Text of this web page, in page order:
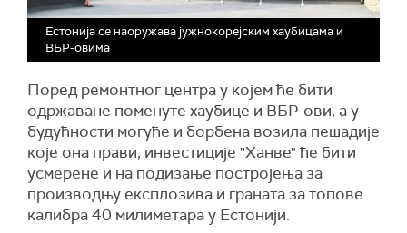
Естонија се наоружава јужнокорејским хаубицама и
ВБР-овима
Поред ремонтног центра у којем ће бити
одржаване поменуте хаубице и ВБР-ови, а у
будућности могуће и борбена возила пешадије
које она прави, инвестиције "Ханве" ће бити
усмерене и на подизање постројења за
производњу експлозива и граната за топове
калибра 40 милиметара у Естонији.